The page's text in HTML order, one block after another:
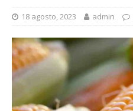
18 agosto, 2023 admin